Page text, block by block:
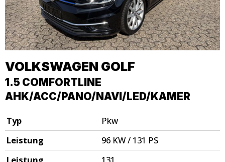
VOLKSWAGEN GOLF
1.5 COMFORTLINE
AHK/ACC/PANO/NAVI/LED/KAMER
Typ
Pkw
Leistung
96 KW / 131 PS